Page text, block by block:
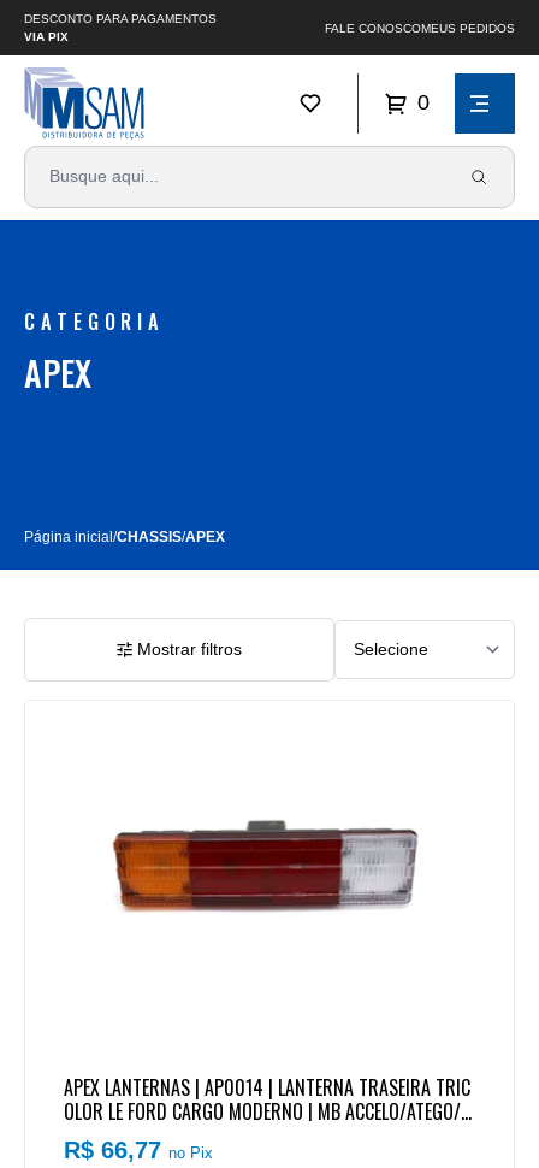
DESCONTO PARA PAGAMENTOS
VIA PIX
FALE CONOSCOMEUS PEDIDOS
0
CATEGORIA
APEX
Página inicial/CHASSIS/APEX
Mostrar filtros
APEX LANTERNAS | AP0014 | LANTERNA TRASEIRA TRIC
OLOR LE FORD CARGO MODERNO | MB ACCELO/ATEGO/H
PN (COM VIGIA/LUZ PLACA) (COM CONECTOR/PLUG RET
ANGULAR 5 VIAS)
R$ 66,77no Pix